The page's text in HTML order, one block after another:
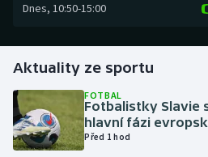
Box
Dostihy
Florbal
Dnes, 10:50-15:00
Aktuality ze sportu
FOTBAL
Fotbalistky Slavie
hlavní fázi
Před 1 hod